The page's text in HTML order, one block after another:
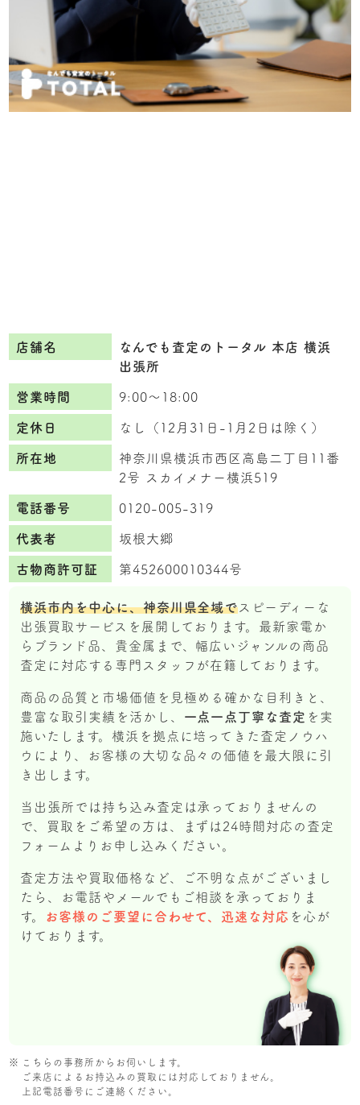
店舗名
なんでも査定のトータル 本店 横浜
出張所
営業時間 9:00〜18:00
定休日 なし（12月31日-1月2日は除く）
所在地
神奈川県横浜市西区高島二丁目11番
2号 スカイメナー横浜519
電話番号 0120-005-319
代表者 坂根大郷
古物商許可証 第452600010344号
横浜市内を中心に、神奈川県全域で スピーディーな
出張買取サービスを展開しております。最新家電か
らブランド品、貴金属まで、幅広いジャンルの商品
査定に対応する専門スタッフが在籍しております。
商品の品質と市場価値を見極める確かな目利きと、
豊富な取引実績を活かし、 一点一点丁寧な査定 を実
施いたします。横浜を拠点に培ってきた査定ノウハ
ウにより、お客様の大切な品々の価値を最大限に引
き出します。
当出張所では持ち込み査定は承っておりませんの
で、買取をご希望の方は、まずは24時間対応の査定
フォームよりお申し込みください。
査定方法や買取価格など、ご不明な点がございまし
たら、お電話やメールでもご相談を承っておりま
す。
お客様のご要望に合わせて、迅速な対応 を心が
けております。
こちらの事務所からお伺いします。
ご来店によるお持込みの買取には対応しておりません。
上記電話番号にご連絡ください。